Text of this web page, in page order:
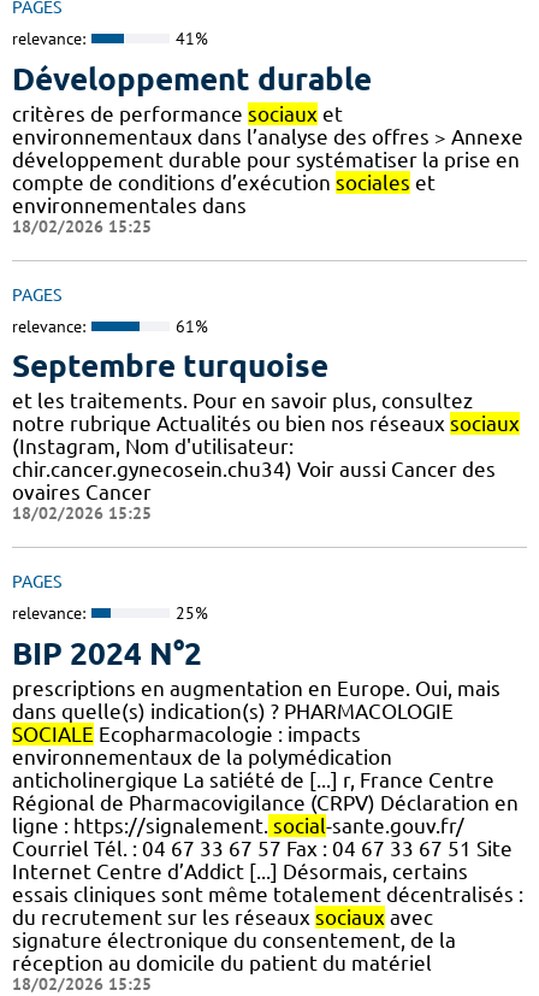
PAGES
relevance: 41%
Développement durable
critères de performance sociaux et
environnementaux dans l’analyse des offres > Annexe
développement durable pour systématiser la prise en
compte de conditions d’exécution sociales et
environnementales dans
18/02/2026 15:25
PAGES
relevance: 61%
Septembre turquoise
et les traitements. Pour en savoir plus, consultez
notre rubrique Actualités ou bien nos réseaux sociaux
(Instagram, Nom d'utilisateur:
chir.cancer.gynecosein.chu34) Voir aussi Cancer des
ovaires Cancer
18/02/2026 15:25
PAGES
relevance: 25%
BIP 2024 N°2
prescriptions en augmentation en Europe. Oui, mais
dans quelle(s) indication(s) ? PHARMACOLOGIE
SOCIALE Ecopharmacologie : impacts
environnementaux de la polymédication
anticholinergique La satiété de [...] r, France Centre
Régional de Pharmacovigilance (CRPV) Déclaration en
ligne : https://signalement. social-sante.gouv.fr/
Courriel Tél. : 04 67 33 67 57 Fax : 04 67 33 67 51 Site
Internet Centre d’Addict [...] Désormais, certains
essais cliniques sont même totalement décentralisés :
du recrutement sur les réseaux sociaux avec
signature électronique du consentement, de la
réception au domicile du patient du matériel
18/02/2026 15:25